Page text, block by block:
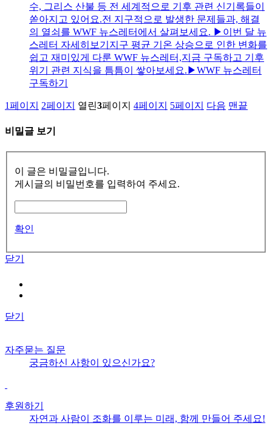
수, 그리스 산불 등 전 세계적으로 기후 관련 신기록들이
쏟아지고 있어요.전 지구적으로 발생한 문제들과, 해결
의 열쇠를 WWF 뉴스레터에서 살펴보세요. ▶이번 달 뉴
스레터 자세히보기지구 평균 기온 상승으로 인한 변화를
쉽고 재미있게 다룬 WWF 뉴스레터,지금 구독하고 기후
위기 관련 지식을 틈틈이 쌓아보세요.▶WWF 뉴스레터
구독하기
1페이지 2페이지 열린3페이지 4페이지 5페이지 다음 맨끝
비밀글 보기
이 글은 비밀글입니다.
게시글의 비밀번호를 입력하여 주세요.
확인
닫기
닫기
자주묻는 질문
궁금하신 사항이 있으신가요?
후원하기
자연과 사람이 조화를 이루는 미래, 함께 만들어 주세요!